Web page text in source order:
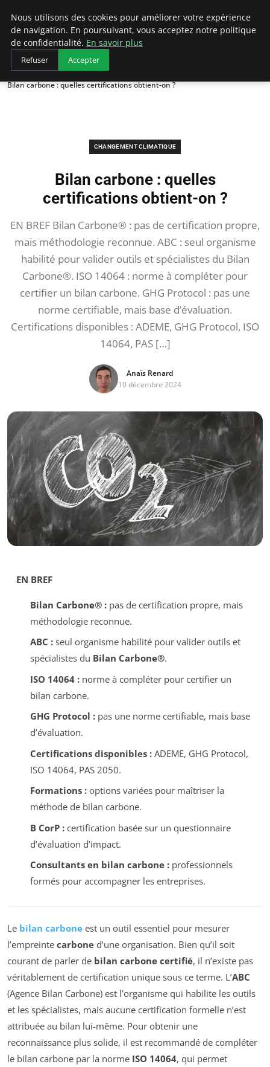
Arcticclimateemergency
Accueil
Changement climatique
Bilan carbone : quelles certifications obtient-on ?
CHANGEMENT CLIMATIQUE
Bilan carbone : quelles
certifications obtient-on ?
EN BREF Bilan Carbone® : pas de certification propre,
mais méthodologie reconnue. ABC : seul organisme
habilité pour valider outils et spécialistes du Bilan
Carbone®. ISO 14064 : norme à compléter pour
certifier un bilan carbone. GHG Protocol : pas une
norme certifiable, mais base d’évaluation.
Certifications disponibles : ADEME, GHG Protocol, ISO
14064, PAS […]
Anaïs Renard
10 décembre 2024
EN BREF
Bilan Carbone® :pas de certification propre, mais
méthodologie reconnue.
ABC :seul organisme habilité pour valider outils et
spécialistes du Bilan Carbone®.
ISO 14064 :norme à compléter pour certifier un
bilan carbone.
GHG Protocol :pas une norme certifiable, mais base
d’évaluation.
Certifications disponibles :ADEME, GHG Protocol,
ISO 14064, PAS 2050.
Formations :options variées pour maîtriser la
méthode de bilan carbone.
B CorP :certification basée sur un questionnaire
d’évaluation d’impact.
Consultants en bilan carbone :professionnels
formés pour accompagner les entreprises.
Le bilan carbone est un outil essentiel pour mesurer
l’empreinte carbone d’une organisation. Bien qu’il soit
courant de parler de bilan carbone certifié, il n’existe pas
véritablement de certification unique sous ce terme. L’ABC
(Agence Bilan Carbone) est l’organisme qui habilite les outils
et les spécialistes, mais aucune certification formelle n’est
attribuée au bilan lui-même. Pour obtenir une
reconnaissance plus solide, il est recommandé de compléter
le bilan carbone par la norme ISO 14064, qui permet
Nous utilisons des cookies pour améliorer votre expérience
de navigation. En poursuivant, vous acceptez notre politique
de confidentialité. En savoir plus
Refuser Accepter